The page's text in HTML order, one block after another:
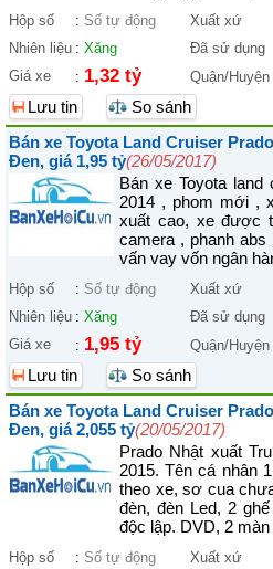
Hộp số : Số tự động Xuất xứ
Nhiên liệu : Xăng Đã sử dụng
Giá xe
: 1,32 tỷ Quận/Huyện
Lưu tin
So sánh
Bán xe Toyota Land Cruiser
Đen, giá 1,95 tỷ(26/05/2017)
Bán xe Toyota land
2014 , phom mới ,
xuất cao, xe được
camera , phanh
vấn vay vốn ngân
Hộp số : Số tự động Xuất xứ
Nhiên liệu : Xăng Đã sử dụng
Giá xe
: 1,95 tỷ Quận/Huyện
Lưu tin
So sánh
Bán xe Toyota Land Cruiser
Đen, giá 2,055 tỷ(20/05/2017)
Prado Nhật xuất
2015. Tên cá nhân
theo xe, sơ cua
đèn, đèn Led, 2
độc lập. DVD, 2 màn
Hộp số : Số tự động Xuất xứ